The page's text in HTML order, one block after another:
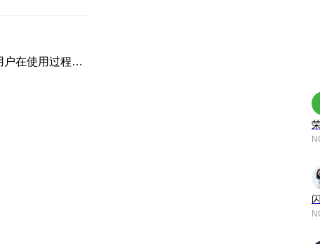
1、BetaClub账号链接 点击此处 （请使用内测报名时注册BetaClub账号的手机号） 2、log用户在使用过程中如遇问题 ...